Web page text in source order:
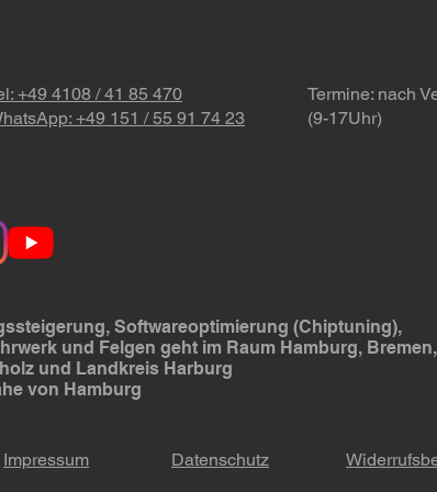
+49 4108 / 41 85 470
+49 151 / 55 91 74 23
Termine: nach
(9-17Uhr)
Softwareoptimierung (Chiptuning),
und Felgen geht im Raum Hamburg, Bremen,
und Landkreis Harburg
von Hamburg
Impressum Datenschutz